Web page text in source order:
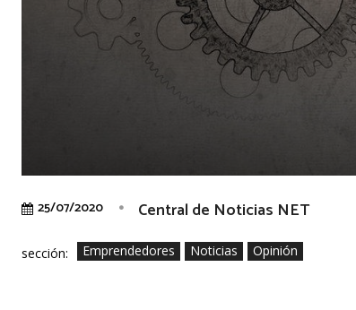
25/07/2020 Central de Noticias NET
sección: Emprendedores Noticias Opinión